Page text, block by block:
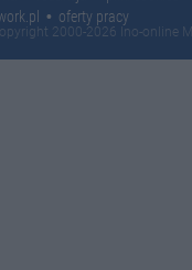
oferty pracy
2000-2026 Ino-online